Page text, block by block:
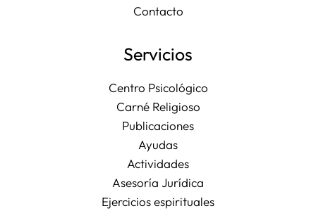
Contacto
Servicios
Centro Psicológico
Carné Religioso
Publicaciones
Ayudas
Actividades
Asesoría Jurídica
Ejercicios espirituales